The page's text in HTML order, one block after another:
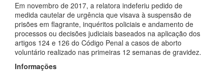
Em novembro de 2017, a relatora indeferiu pedido de
medida cautelar de urgência que visava à suspensão de
prisões em flagrante, inquéritos policiais e andamento de
processos ou decisões judiciais baseados na aplicação dos
artigos 124 e 126 do Código Penal a casos de aborto
voluntário realizado nas primeiras 12 semanas de gravidez.
Informações